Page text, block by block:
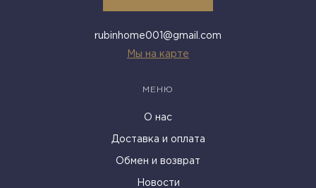
rubinhome001@gmail.com
Мы на карте
МЕНЮ
О нас
Доставка и оплата
Обмен и возврат
Новости